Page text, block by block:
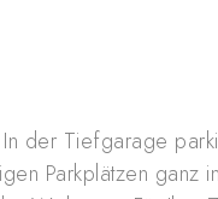
der Tiefgarage
Parkplätzen ganz